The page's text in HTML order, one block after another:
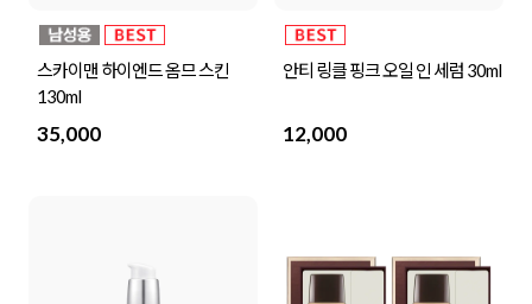
스카이맨 하이엔드 옴므 스킨
130ml
35,000
안티 링클 핑크 오일 인 세럼 30ml
12,000